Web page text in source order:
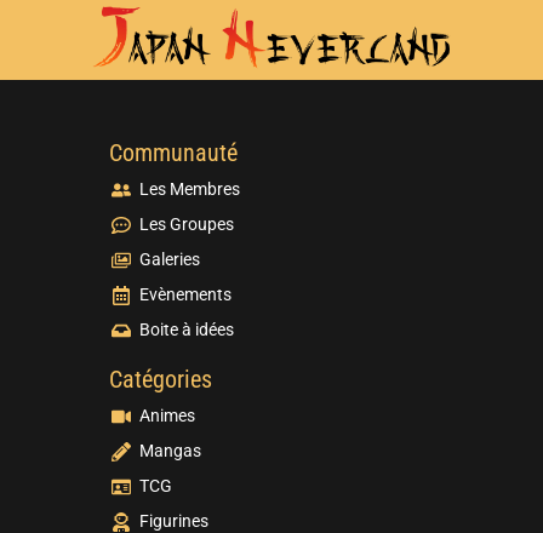
Communauté
Les Membres
Les Groupes
Galeries
Evènements
Boite à idées
Catégories
Animes
Mangas
TCG
Figurines